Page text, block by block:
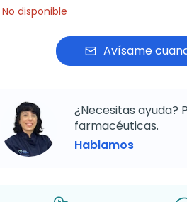
No disponible
Avísame
¿Necesitas ayuda?
farmacéuticas.
Hablamos